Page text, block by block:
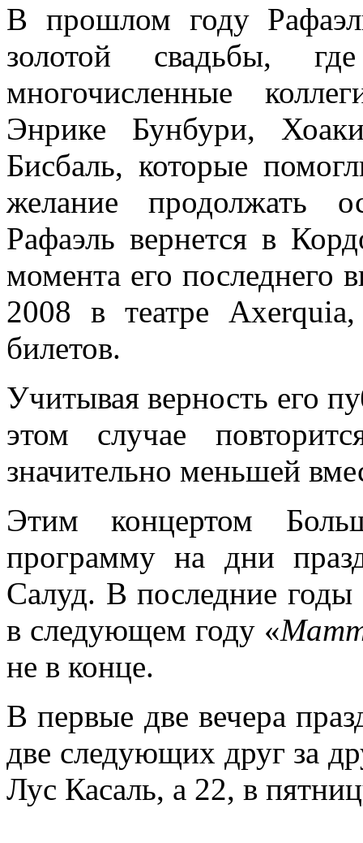
В прошлом году
золотой свадьбы,
многочисленные
Энрике Бунбури,
Бисбаль, которые
желание продолжать
Рафаэль вернется в
момента его последнего
2008 в театре
билетов.
Учитывая верность его
этом случае
значительно меньшей
Этим концертом
программу на дни
Салуд. В последние
в следующем году «
не в конце.
В первые две вечера
две следующих друг за
Лус Касаль, а 22, в